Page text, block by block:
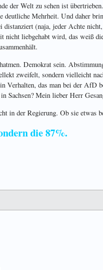
der Welt zu sehen ist
deutliche Mehrheit. Und daher
distanziert (naja, jeder Achte
nicht liebgehabt wird, das weiß
Demokrat sein.
zweifelt, sondern vielleicht
Verhalten, das man bei der AfD
Mein lieber Herr
in der Regierung. Ob sie etwas
die 87%.